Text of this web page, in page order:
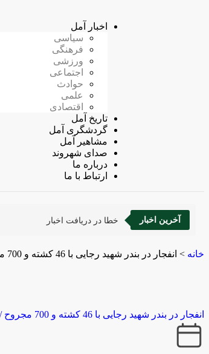
اخبار آمل
سیاسی
فرهنگی
ورزشی
اجتماعی
حوادث
علمی
اقتصادی
تاریخ آمل
گردشگری آمل
مشاهیر آمل
صدای شهروند
درباره ما
ارتباط با ما
آخرین اخبار خطا در دریافت اخبار
خانه > انفجار در بندر شهید رجایی با 46 کشته و 700 مجروح / به‌روزرسانی می‌شود
انفجار در بندر شهید رجایی با 46 کشته و 700 مجروح / به‌روزرسانی می‌شود